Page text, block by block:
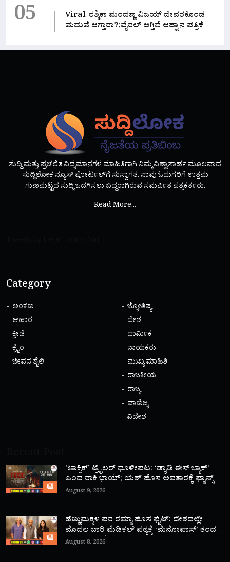
05
Viral-ರಶ್ಮಿಕಾ ಮಂದಣ್ಣ ವಿಜಯ್ ದೇವರಕೊಂಡ
ಮದುವೆ ಆಗ್ತಾರಾ?;ವೈರಲ್ ಆಗ್ತಿದೆ ಆಹ್ವಾನ ಪತ್ರಿಕೆ
ಸುದ್ದಿ ಮತ್ತು ಪ್ರಚಲಿತ ವಿದ್ಯಮಾನಗಳ ಮಾಹಿತಿಗಾಗಿ ನಿಮ್ಮ ವಿಶ್ವಾಸಾರ್ಹ ಮೂಲವಾದ
ಸುದ್ದಿಲೋಕ ನ್ಯೂಸ್ ಪೋರ್ಟಲ್‌ಗೆ ಸುಸ್ವಾಗತ. ನಾವು ಓದುಗರಿಗೆ ಉತ್ತಮ
ಗುಣಮಟ್ಟದ ಸುದ್ದಿ ಒದಗಿಸಲು ಬದ್ಧರಾಗಿರುವ ಸಮರ್ಪಿತ ಪತ್ರಕರ್ತರು.
Read More...
Category
ಅಂಕಣ
ಆಹಾರ
ಕ್ರೀಡೆ
ಕ್ರೈಂ
ಜೀವನ ಶೈಲಿ
ಜ್ಯೋತಿಷ್ಯ
ದೇಶ
ಧಾರ್ಮಿಕ
ನಾಯಕರು
ಮುಖ್ಯ ಮಾಹಿತಿ
ರಾಜಕೀಯ
ರಾಜ್ಯ
ವಾಣಿಜ್ಯ
ವಿದೇಶ
‘ಟಾಕ್ಸಿಕ್’ ಟ್ರೈಲರ್ ಧೂಳೀಪಟ: ‘ಡ್ಯಾಡಿ ಈಸ್ ಬ್ಯಾಕ್’
ಎಂದ ರಾಕಿ ಭಾಯ್; ಯಶ್ ಹೊಸ ಅವತಾರಕ್ಕೆ ಫ್ಯಾನ್ಸ್
ಫಿದಾ!
August 9, 2026
ಹೆಣ್ಣುಮಕ್ಕಳ ಪರ ರಮ್ಯಾ ಹೊಸ ಫೈಟ್: ದೇಶದಲ್ಲೇ
ಮೊದಲ ಬಾರಿ ಮೆಡಿಕಲ್ ಪಠ್ಯಕ್ಕೆ ‘ಮೆನೋಪಾಸ್’ ತಂದ
ಮಾಜಿ ಸಂಸದೆ!
August 8, 2026